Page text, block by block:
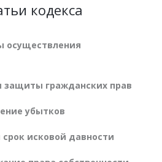
кодекса
осуществления
защиты гражданских прав
убытков
исковой давности